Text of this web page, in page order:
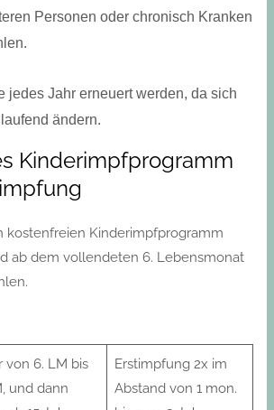
Personen oder chronisch Kranken
jedes Jahr erneuert werden, da sich
ändern.
Kinderimpfprogramm
kostenfreien Kinderimpfprogramm
ab dem vollendeten 6. Lebensmonat
von 6. LM bis
und dann
Erstimpfung 2x im
Abstand von 1 mon.